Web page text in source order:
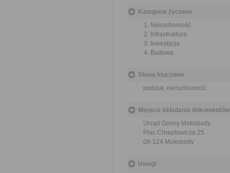
Kategorie życiowe
Nieruchomość
Infrastruktura
Inwestycja
Budowa
Słowa kluczowe
podział, nieruchomość
Miejsce składania dokumentów
Urząd Gminy Mokobody
Plac Chreptowicza 25
08-124 Mokobody
Uwagi